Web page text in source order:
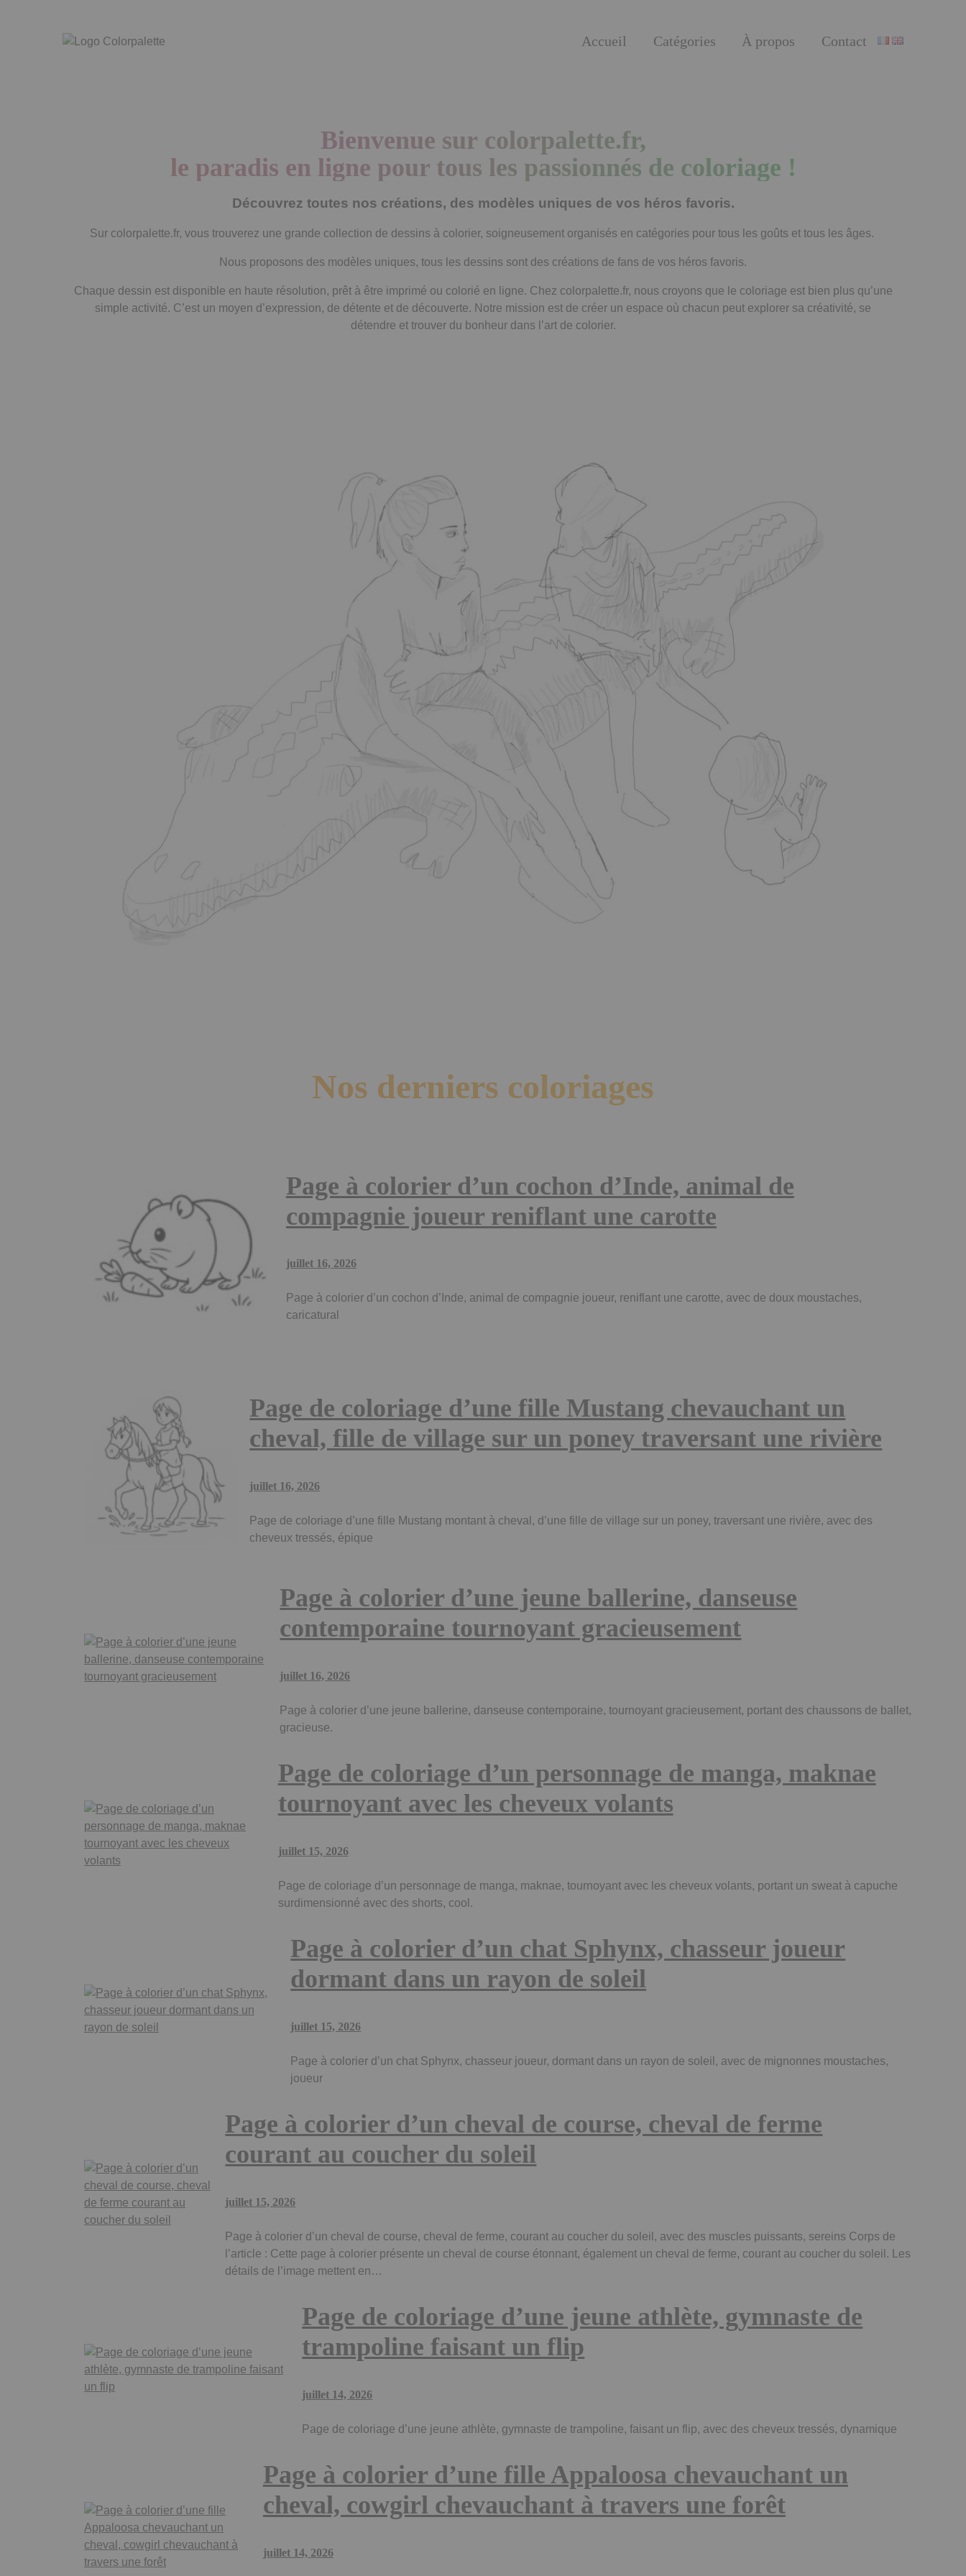
Accueil Catégories À propos Contact
Bienvenue sur colorpalette.fr,
le paradis en ligne pour tous les passionnés de coloriage !
Découvrez toutes nos créations, des modèles uniques de vos héros favoris.
Sur colorpalette.fr, vous trouverez une grande collection de dessins à colorier, soigneusement organisés en catégories pour tous les goûts et tous les âges.
Nous proposons des modèles uniques, tous les dessins sont des créations de fans de vos héros favoris.
Chaque dessin est disponible en haute résolution, prêt à être imprimé ou colorié en ligne. Chez colorpalette.fr, nous croyons que le coloriage est bien plus qu’une
simple activité. C’est un moyen d’expression, de détente et de découverte. Notre mission est de créer un espace où chacun peut explorer sa créativité, se
détendre et trouver du bonheur dans l’art de colorier.
Nos derniers coloriages
Page à colorier d’un cochon d’Inde, animal de
compagnie joueur reniflant une carotte
juillet 16, 2026
Page à colorier d’un cochon d’Inde, animal de compagnie joueur, reniflant une carotte, avec de doux moustaches,
caricatural
Page de coloriage d’une fille Mustang chevauchant un
cheval, fille de village sur un poney traversant une rivière
juillet 16, 2026
Page de coloriage d’une fille Mustang montant à cheval, d’une fille de village sur un poney, traversant une rivière, avec des
cheveux tressés, épique
Page à colorier d’une jeune ballerine, danseuse
contemporaine tournoyant gracieusement
juillet 16, 2026
Page à colorier d’une jeune ballerine, danseuse contemporaine, tournoyant gracieusement, portant des chaussons de ballet,
gracieuse.
Page de coloriage d’un personnage de manga, maknae
tournoyant avec les cheveux volants
juillet 15, 2026
Page de coloriage d’un personnage de manga, maknae, tournoyant avec les cheveux volants, portant un sweat à capuche
surdimensionné avec des shorts, cool.
Page à colorier d’un chat Sphynx, chasseur joueur
dormant dans un rayon de soleil
juillet 15, 2026
Page à colorier d’un chat Sphynx, chasseur joueur, dormant dans un rayon de soleil, avec de mignonnes moustaches,
joueur
Page à colorier d’un cheval de course, cheval de ferme
courant au coucher du soleil
juillet 15, 2026
Page à colorier d’un cheval de course, cheval de ferme, courant au coucher du soleil, avec des muscles puissants, sereins Corps de
l’article : Cette page à colorier présente un cheval de course étonnant, également un cheval de ferme, courant au coucher du soleil. Les
détails de l’image mettent en…
Page de coloriage d’une jeune athlète, gymnaste de
trampoline faisant un flip
juillet 14, 2026
Page de coloriage d’une jeune athlète, gymnaste de trampoline, faisant un flip, avec des cheveux tressés, dynamique
Page à colorier d’une fille Appaloosa chevauchant un
cheval, cowgirl chevauchant à travers une forêt
juillet 14, 2026